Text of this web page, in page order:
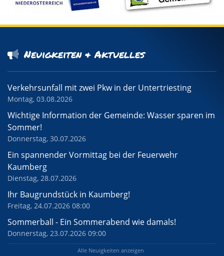
Neuigkeiten & Aktuelles
Verkehrsunfall mit zwei Pkw in der Untertriesting
Montag, 03.08.2026
Wichtige Information der Gemeinde: Wasser sparen im
Sommer!
Donnerstag, 30.07.2026
Ein spannender Vormittag bei der Feuerwehr
Kaumberg
Dienstag, 28.07.2026
Ihr Baugrundstück in Kaumberg!
Freitag, 24.07.2026 08:00
Sommerball - Ein Sommerabend wie damals!
Donnerstag, 23.07.2026 09:00
Alle Neuigkeiten anzeigen